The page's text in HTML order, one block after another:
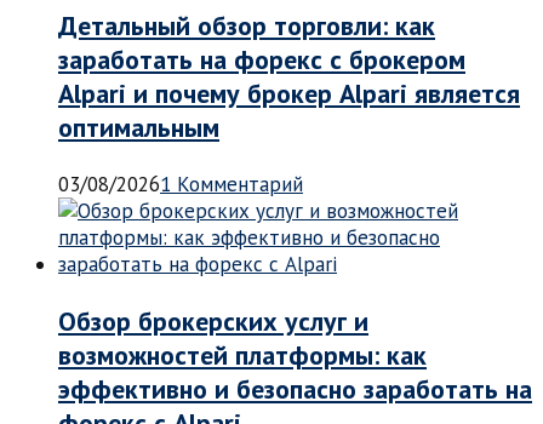
Детальный обзор торговли: как
заработать на форекс с брокером
Alpari и почему брокер Alpari является
оптимальным
03/08/20261 Комментарий
Обзор брокерских услуг и
возможностей платформы: как
эффективно и безопасно заработать на